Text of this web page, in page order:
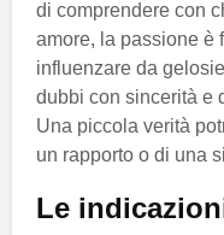
di comprendere con
amore, la passione è
influenzare da
dubbi con sincerità e
Una piccola verità
un rapporto o di una
Le